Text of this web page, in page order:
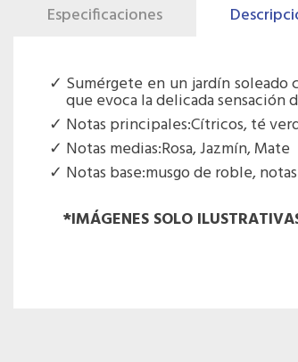
Especificaciones
Sumérgete en un jardín
que evoca la delicada sensación
Notas principales:Cítricos, té
Notas medias:Rosa, Jazmín, Mate
Notas base:musgo de roble,
*IMÁGENES SOLO